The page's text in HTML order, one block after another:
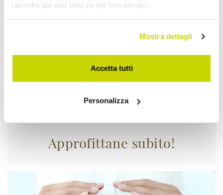
raccolto dal suo utilizzo dei loro servizi.
Mostra dettagli
Accetta tutti
Personalizza
Approfittane subito!